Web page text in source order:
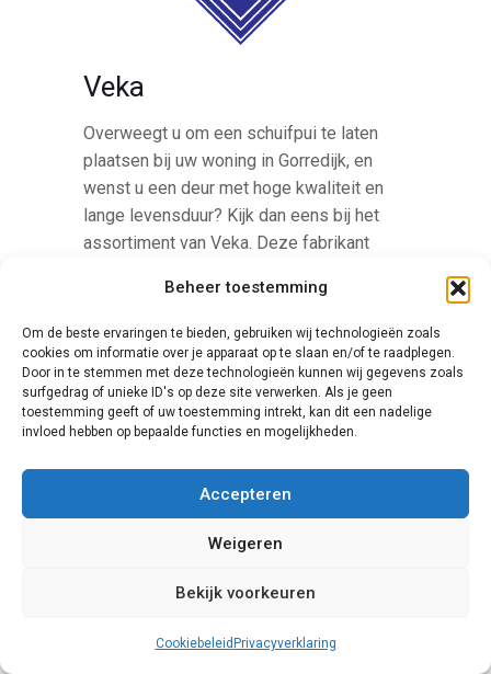
Beheer toestemming
Om de beste ervaringen te bieden, gebruiken wij technologieën zoals
cookies om informatie over je apparaat op te slaan en/of te raadplegen.
Door in te stemmen met deze technologieën kunnen wij gegevens zoals
surfgedrag of unieke ID's op deze site verwerken. Als je geen
toestemming geeft of uw toestemming intrekt, kan dit een nadelige
invloed hebben op bepaalde functies en mogelijkheden.
Accepteren
Weigeren
Bekijk voorkeuren
Cookiebeleid Privacyverklaring
Veka
Overweegt u om een schuifpui te laten
plaatsen bij uw woning in Gorredijk, en
wenst u een deur met hoge kwaliteit en
lange levensduur? Kijk dan eens bij het
assortiment van Veka. Deze fabrikant
ramen en platen van kunststof, die allen
een uitermate geschikte keuze vormen
voor gebruik bij nieuwbouw en renovatie.
Bovendien is het bedrijf actief
milieubewust.
Knipping